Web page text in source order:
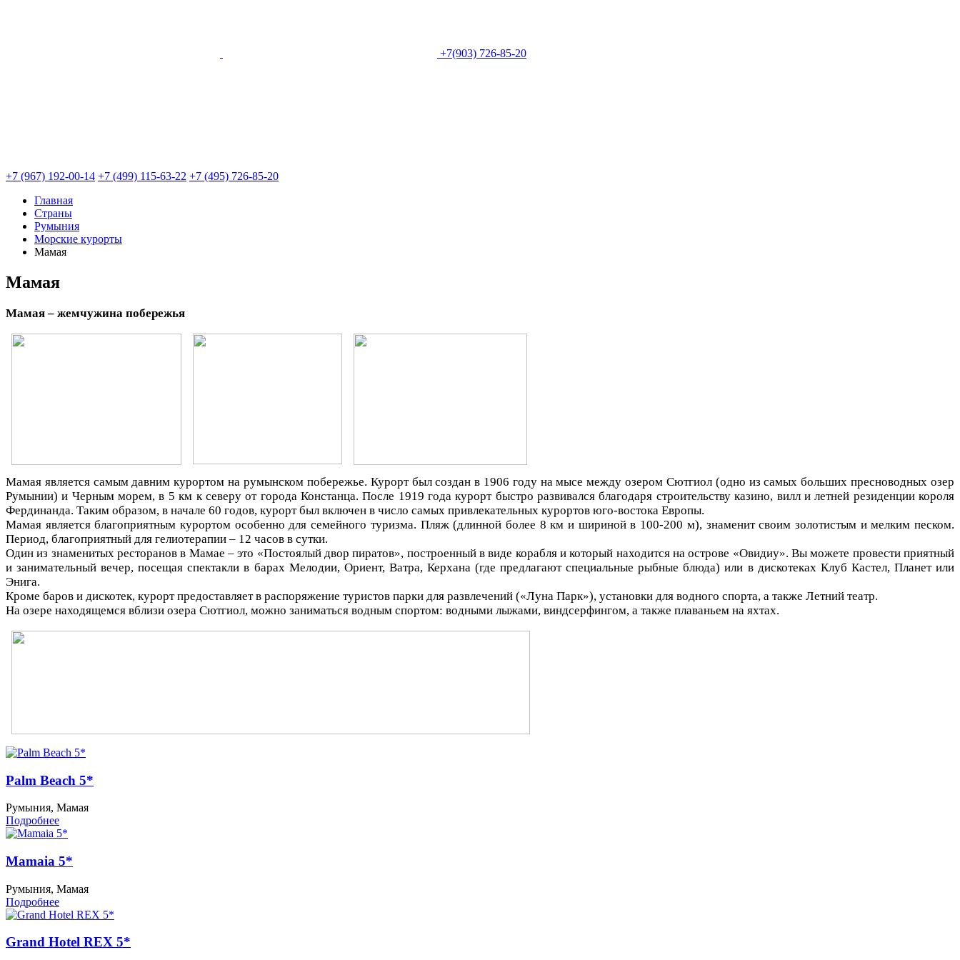
+7(903) 726-85-20
+7 (967) 192-00-14 +7 (499) 115-63-22 +7 (495) 726-85-20
Главная
Страны
Румыния
Морские курорты
Мамая
Мамая
Мамая – жемчужина побережья
Мамая является самым давним курортом на румынском побережье. Курорт был создан в 1906 году на мысе между озером Сютгиол (одно из самых больших пресноводных озер
Румынии) и Черным морем, в 5 км к северу от города Констанца. После 1919 года курорт быстро развивался благодаря строительству казино, вилл и летней резиденции короля
Фердинанда. Таким образом, в начале 60 годов, курорт был включен в число самых привлекательных курортов юго-востока Европы.
Мамая является благоприятным курортом особенно для семейного туризма. Пляж (длинной более 8 км и шириной в 100-200 м), знаменит своим золотистым и мелким песком.
Период, благоприятный для гелиотерапии – 12 часов в сутки.
Один из знаменитых ресторанов в Мамае – это «Постоялый двор пиратов», построенный в виде корабля и который находится на острове «Овидиу». Вы можете провести приятный
и занимательный вечер, посещая спектакли в барах Мелодии, Ориент, Ватра, Керхана (где предлагают специальные рыбные блюда) или в дискотеках Клуб Кастел, Планет или
Энига.
Кроме баров и дискотек, курорт предоставляет в распоряжение туристов парки для развлечений («Луна Парк»), установки для водного спорта, а также Летний театр.
На озере находящемся вблизи озера Сютгиол, можно заниматься водным спортом: водными лыжами, виндсерфингом, а также плаваньем на яхтах.
Palm Beach 5*
Румыния, Мамая
Подробнее
Mamaia 5*
Румыния, Мамая
Подробнее
Grand Hotel REX 5*